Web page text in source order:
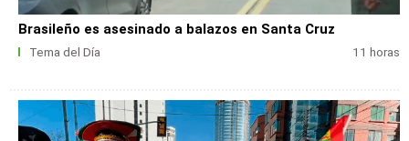
Brasileño es asesinado a balazos en Santa Cruz
Tema del Día 11 horas